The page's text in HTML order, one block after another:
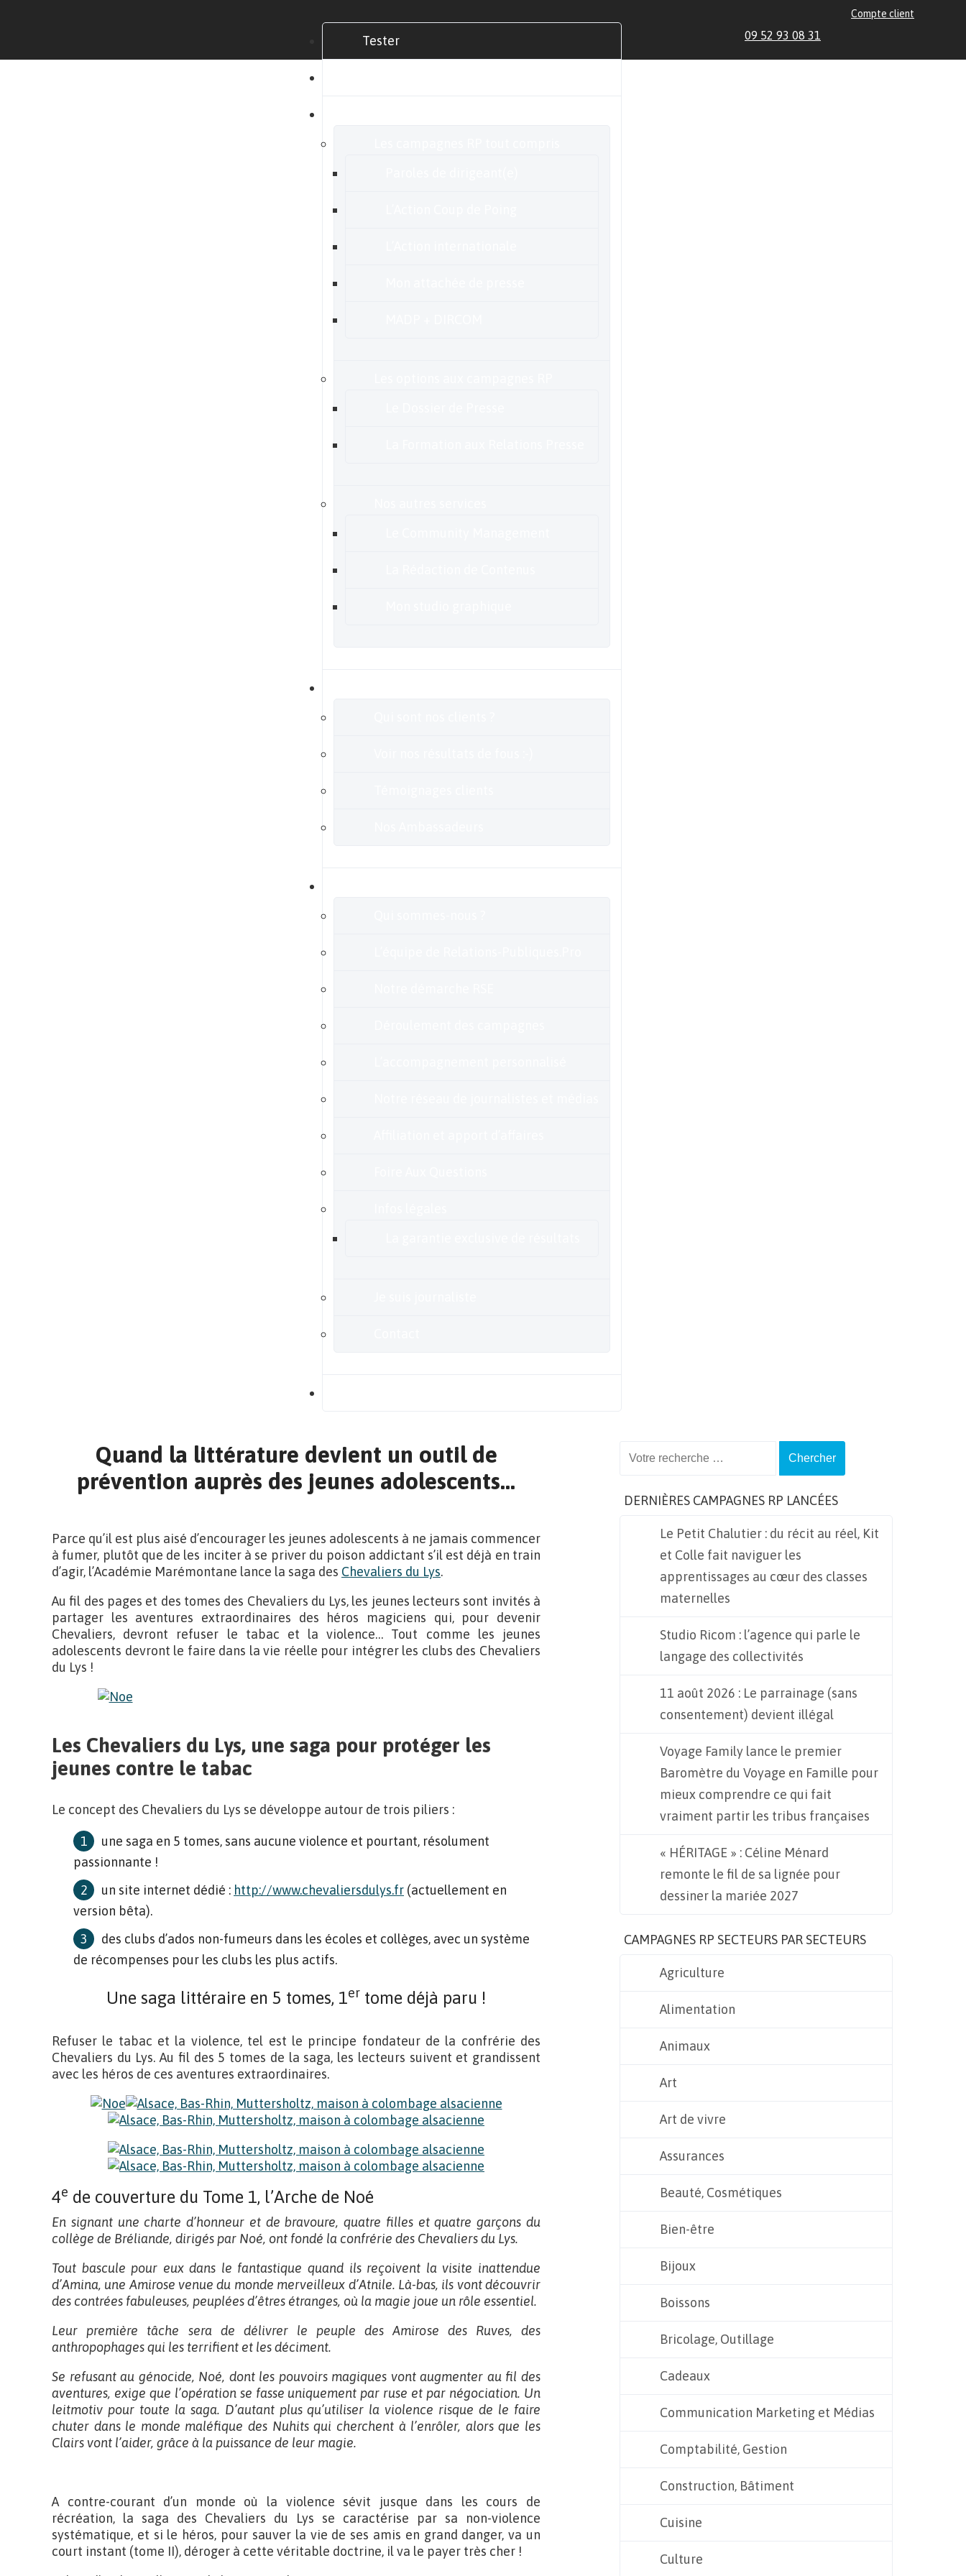
Tester
Compte client
09 52 93 08 31
Quand la littérature devient un outil de
prévention auprès des jeunes adolescents…
Parce qu’il est plus aisé d’encourager les jeunes adolescents à ne jamais commencer
à fumer, plutôt que de les inciter à se priver du poison addictant s’il est déjà en train
d’agir, l’Académie Marémontane lance la saga des Chevaliers du Lys.
Au fil des pages et des tomes des Chevaliers du Lys, les jeunes lecteurs sont invités à
partager les aventures extraordinaires des héros magiciens qui, pour devenir
Chevaliers, devront refuser le tabac et la violence… Tout comme les jeunes
adolescents devront le faire dans la vie réelle pour intégrer les clubs des Chevaliers
du Lys !
Les Chevaliers du Lys, une saga pour protéger les
jeunes contre le tabac
Le concept des Chevaliers du Lys se développe autour de trois piliers :
une saga en 5 tomes, sans aucune violence et pourtant, résolument
passionnante !
un site internet dédié : http://www.chevaliersdulys.fr (actuellement en
version bêta).
des clubs d’ados non-fumeurs dans les écoles et collèges, avec un système
de récompenses pour les clubs les plus actifs.
Une saga littéraire en 5 tomes, 1er tome déjà paru !
Refuser le tabac et la violence, tel est le principe fondateur de la confrérie des
Chevaliers du Lys. Au fil des 5 tomes de la saga, les lecteurs suivent et grandissent
avec les héros de ces aventures extraordinaires.
4e de couverture du Tome 1, l’Arche de Noé
En signant une charte d’honneur et de bravoure, quatre filles et quatre garçons du
collège de Bréliande, dirigés par Noé, ont fondé la confrérie des Chevaliers du Lys.
Tout bascule pour eux dans le fantastique quand ils reçoivent la visite inattendue
d’Amina, une Amirose venue du monde merveilleux d’Atnile. Là-bas, ils vont découvrir
des contrées fabuleuses, peuplées d’êtres étranges, où la magie joue un rôle essentiel.
Leur première tâche sera de délivrer le peuple des Amirose des Ruves, des
anthropophages qui les terrifient et les déciment.
Se refusant au génocide, Noé, dont les pouvoirs magiques vont augmenter au fil des
aventures, exige que l’opération se fasse uniquement par ruse et par négociation. Un
leitmotiv pour toute la saga. D’autant plus qu’utiliser la violence risque de le faire
chuter dans le monde maléfique des Nuhits qui cherchent à l’enrôler, alors que les
Clairs vont l’aider, grâce à la puissance de leur magie.
A contre-courant d’un monde où la violence sévit jusque dans les cours de
récréation, la saga des Chevaliers du Lys se caractérise par sa non-violence
systématique, et si le héros, pour sauver la vie de ses amis en grand danger, va un
court instant (tome II), déroger à cette véritable doctrine, il va le payer très cher !
DERNIÈRES CAMPAGNES RP LANCÉES
Le Petit Chalutier : du récit au réel, Kit
et Colle fait naviguer les
apprentissages au cœur des classes
maternelles
Studio Ricom : l’agence qui parle le
langage des collectivités
11 août 2026 : Le parrainage (sans
consentement) devient illégal
Voyage Family lance le premier
Baromètre du Voyage en Famille pour
mieux comprendre ce qui fait
vraiment partir les tribus françaises
« HÉRITAGE » : Céline Ménard
remonte le fil de sa lignée pour
dessiner la mariée 2027
CAMPAGNES RP SECTEURS PAR SECTEURS
Agriculture
Alimentation
Animaux
Art
Art de vivre
Assurances
Beauté, Cosmétiques
Bien-être
Bijoux
Boissons
Bricolage, Outillage
Cadeaux
Communication Marketing et Médias
Comptabilité, Gestion
Construction, Bâtiment
Cuisine
Culture